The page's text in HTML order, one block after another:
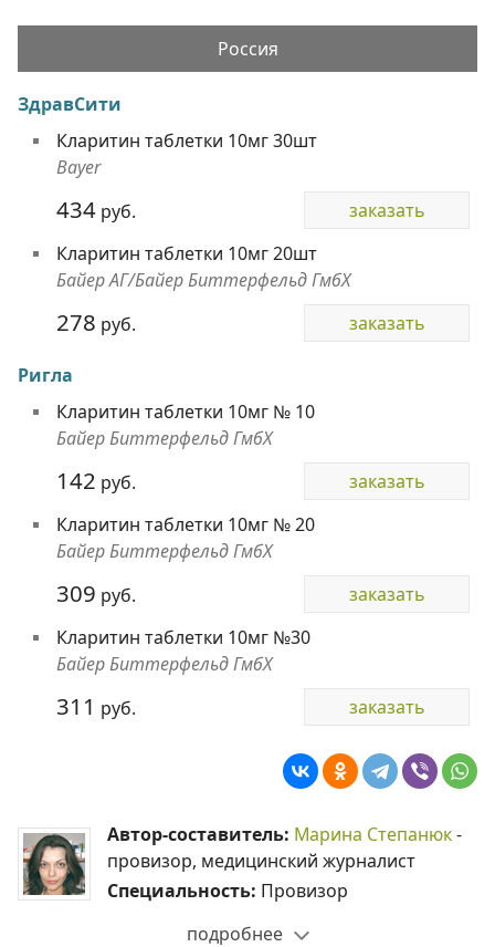
Россия
ЗдравСити
Кларитин таблетки 10мг 30шт
Bayer
434 руб.
заказать
Кларитин таблетки 10мг 20шт
Байер АГ/Байер Биттерфельд ГмбХ
278 руб. заказать
Ригла
Кларитин таблетки 10мг № 10
Байер Биттерфельд ГмбХ
142 руб.
заказать
Кларитин таблетки 10мг № 20
Байер Биттерфельд ГмбХ
309 руб.
заказать
Кларитин таблетки 10мг №30
Байер Биттерфельд ГмбХ
311 руб. заказать
Автор-составитель: Марина Степанюк-
провизор, медицинский журналист
Специальность: Провизор
подробнее